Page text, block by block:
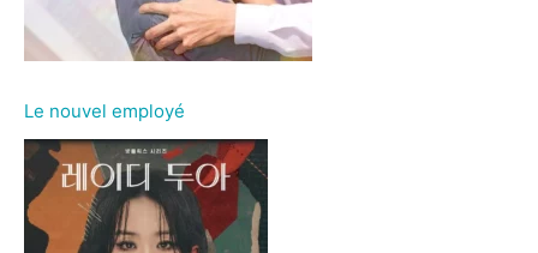
Le nouvel employé